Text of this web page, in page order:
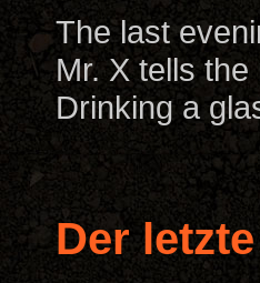
The last
Mr. X tells the
Drinking a
Der